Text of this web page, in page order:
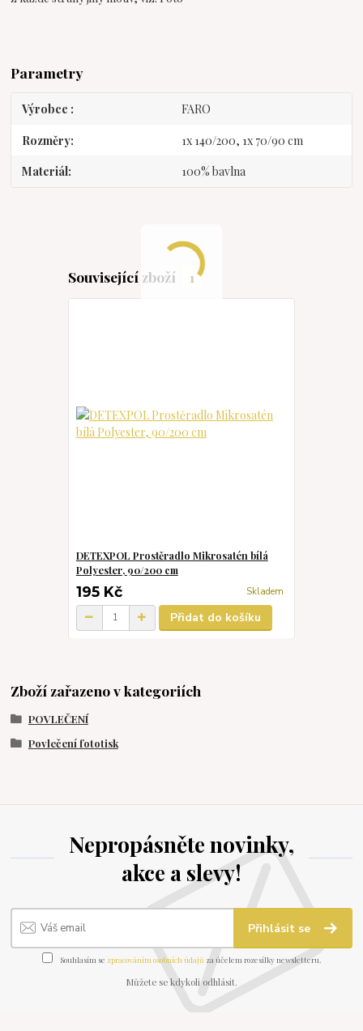
Parametry
Výrobce FARO
Rozměry 1x 140/200, 1x 70/90 cm
Materiál 100% bavlna
Související zboží 1
DETEXPOL Prostěradlo Mikrosatén bílá
Polyester, 90/200 cm
195 Kč Skladem
Přidat do košíku
Zboží zařazeno v kategoriích
POVLEČENÍ
Povlečení fototisk
Nepropásněte novinky,
akce a slevy!
Přihlásit se
Souhlasím se zpracováním osobních údajů za účelem rozesílky newsletteru.
Můžete se kdykoli odhlásit.